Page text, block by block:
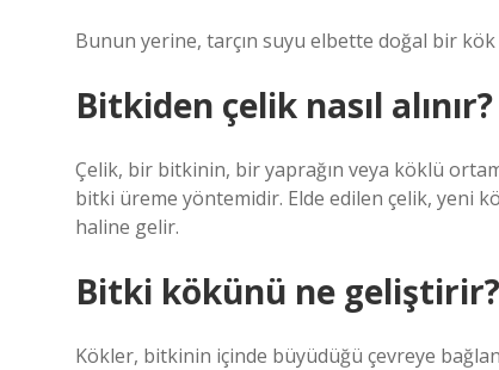
Bunun yerine, tarçın suyu elbette doğal bir
Bitkiden çelik nasıl alınır?
Çelik, bir bitkinin, bir yaprağın veya köklü
bitki üreme yöntemidir. Elde edilen çelik, yeni
haline gelir.
Bitki kökünü ne geliştirir?
Kökler, bitkinin içinde büyüdüğü çevreye